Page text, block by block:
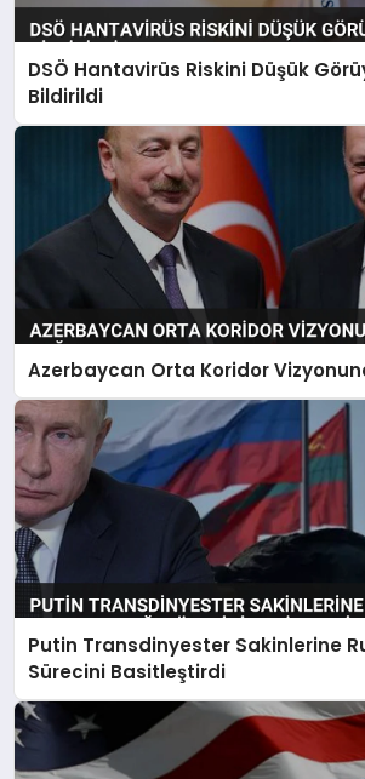
DSÖ Hantavirüs Riskini Düşük
Bildirildi
Azerbaycan Orta Koridor
Putin Transdinyester Sakinlerine
Sürecini Basitleştirdi